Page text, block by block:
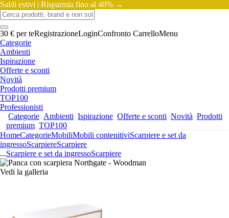
Saldi estivi | Risparmia fino al 40% →
30 € per teRegistrazioneLoginConfronto CarrelloMenu
Categorie
Ambienti
Ispirazione
Offerte e sconti
Novità
Prodotti premium
TOP100
Professionisti
Categorie Ambienti Ispirazione Offerte e sconti Novità Prodotti
premium TOP100
HomeCategorieMobiliMobili contenitiviScarpiere e set da
ingressoScarpiereScarpiere
...Scarpiere e set da ingressoScarpiere
Vedi la galleria